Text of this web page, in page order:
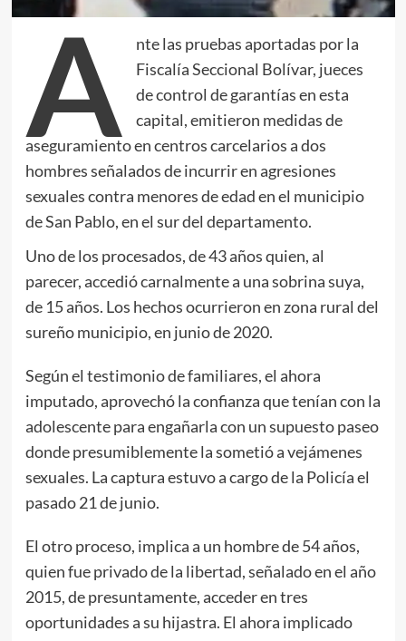
A
nte las pruebas aportadas por la
Fiscalía Seccional Bolívar, jueces
de control de garantías en esta
capital, emitieron medidas de
aseguramiento en centros carcelarios a dos
hombres señalados de incurrir en agresiones
sexuales contra menores de edad en el municipio
de San Pablo, en el sur del departamento.
Uno de los procesados, de 43 años quien, al
parecer, accedió carnalmente a una sobrina suya,
de 15 años. Los hechos ocurrieron en zona rural del
sureño municipio, en junio de 2020.
Según el testimonio de familiares, el ahora
imputado, aprovechó la confianza que tenían con la
adolescente para engañarla con un supuesto paseo
donde presumiblemente la sometió a vejámenes
sexuales. La captura estuvo a cargo de la Policía el
pasado 21 de junio.
El otro proceso, implica a un hombre de 54 años,
quien fue privado de la libertad, señalado en el año
2015, de presuntamente, acceder en tres
oportunidades a su hijastra. El ahora implicado